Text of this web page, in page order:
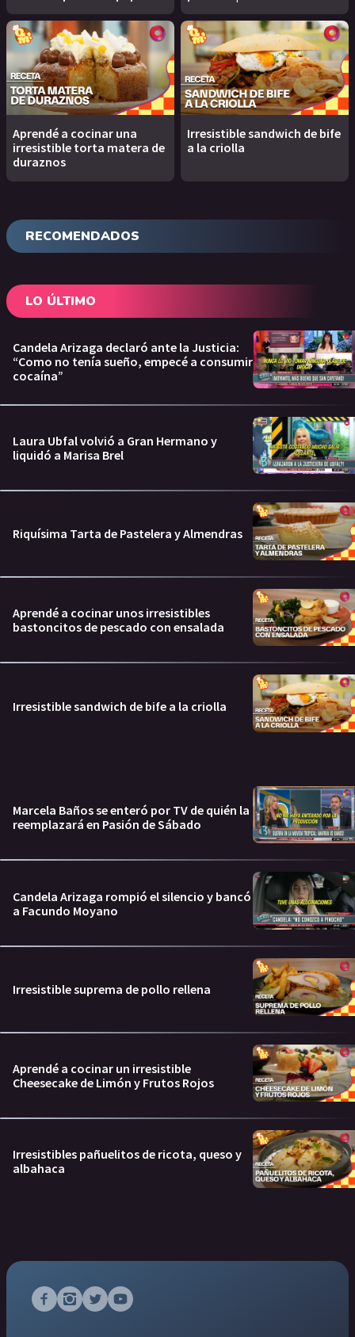
Aprendé a cocinar una
irresistible torta matera de
duraznos
Irresistible sandwich de bife
a la criolla
RECOMENDADOS
LO ÚLTIMO
Candela Arizaga declaró ante la Justicia:
“Como no tenía sueño, empecé a consumir
cocaína”
Laura Ubfal volvió a Gran Hermano y
liquidó a Marisa Brel
Riquísima Tarta de Pastelera y Almendras
Aprendé a cocinar unos irresistibles
bastoncitos de pescado con ensalada
Irresistible sandwich de bife a la criolla
Marcela Baños se enteró por TV de quién la
reemplazará en Pasión de Sábado
Candela Arizaga rompió el silencio y bancó
a Facundo Moyano
Irresistible suprema de pollo rellena
Aprendé a cocinar un irresistible
Cheesecake de Limón y Frutos Rojos
Irresistibles pañuelitos de ricota, queso y
albahaca